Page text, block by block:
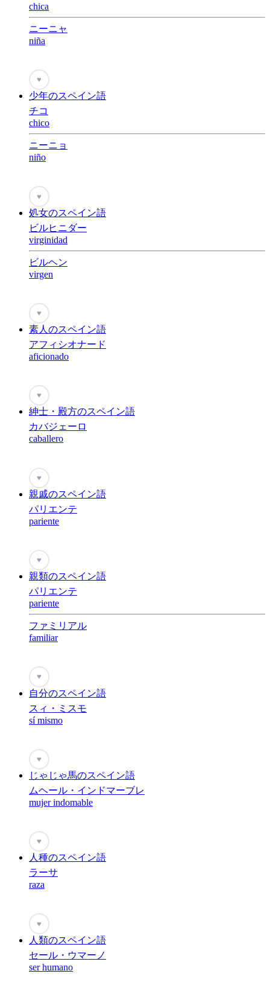
chica
ニーニャ
niña
♥
少年のスペイン語
チコ
chico
ニーニョ
niño
♥
処女のスペイン語
ビルヒニダー
virginidad
ビルヘン
virgen
♥
素人のスペイン語
アフィシオナード
aficionado
♥
紳士・殿方のスペイン語
カバジェーロ
caballero
♥
親戚のスペイン語
パリエンテ
pariente
♥
親類のスペイン語
パリエンテ
pariente
ファミリアル
familiar
♥
自分のスペイン語
スィ・ミスモ
sí mismo
♥
じゃじゃ馬のスペイン語
ムヘール・インドマーブレ
mujer indomable
♥
人種のスペイン語
ラーサ
raza
♥
人類のスペイン語
セール・ウマーノ
ser humano